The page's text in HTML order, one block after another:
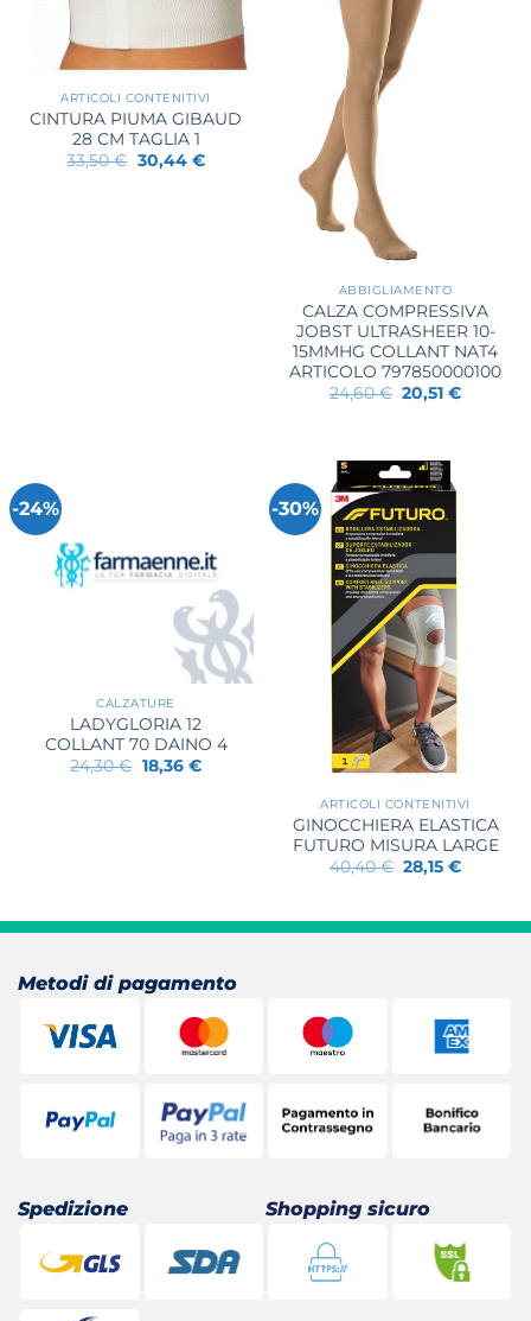
ARTICOLI CONTENITIVI
CINTURA PIUMA GIBAUD
28 CM TAGLIA 1
33,50€ Il
prezzo
30,44 €Il
ABBIGLIAMENTO
CALZA COMPRESSIVA
JOBST ULTRASHEER 10-
15MMHG COLLANT NAT4
ARTICOLO 797850000100
24,60€ Il
prezzo
20,51€Il
-24%
CALZATURE
LADYGLORIA 12
COLLANT 70 DAINO 4
24,30€ Il
prezzo
18,36 €Il
-30%
ARTICOLI CONTENITIVI
GINOCCHIERA ELASTICA
FUTURO MISURA LARGE
40,40€ Il
prezzo
40,40 €.
28,15€Il
28,15 €.
Metodi di pagamento
Spedizione Shopping sicuro